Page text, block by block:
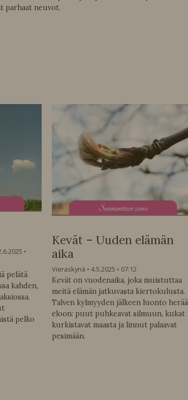
parhaat neuvot.
pelätä
kahden,
pelko
Sunnuntain sana
Kevät – Uuden elämän
aika
Vieraskynä 4.5.2025
07:12
Kevät on vuodenaika, joka muistuttaa
meitä elämän jatkuvasta kiertokulusta.
Talven kylmyyden jälkeen luonto herää
eloon: puut puhkeavat silmuun, kukat
kurkistavat maasta ja linnut palaavat
pesimään.